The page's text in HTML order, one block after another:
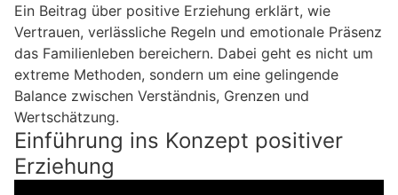
Ein Beitrag über positive Erziehung erklärt, wie
Vertrauen, verlässliche Regeln und emotionale Präsenz
das Familienleben bereichern. Dabei geht es nicht um
extreme Methoden, sondern um eine gelingende
Balance zwischen Verständnis, Grenzen und
Wertschätzung.
Einführung ins Konzept positiver
Erziehung